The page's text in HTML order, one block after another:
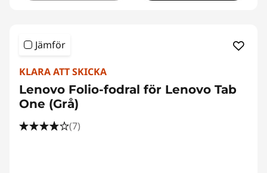
Jämför
KLARA ATT SKICKA
Lenovo Folio-fodral för Lenovo Tab
One (Grå)
(7)